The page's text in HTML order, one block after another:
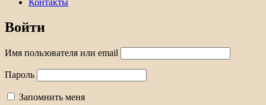
Контакты
Войти
Имя пользователя или email
Пароль
Запомнить меня